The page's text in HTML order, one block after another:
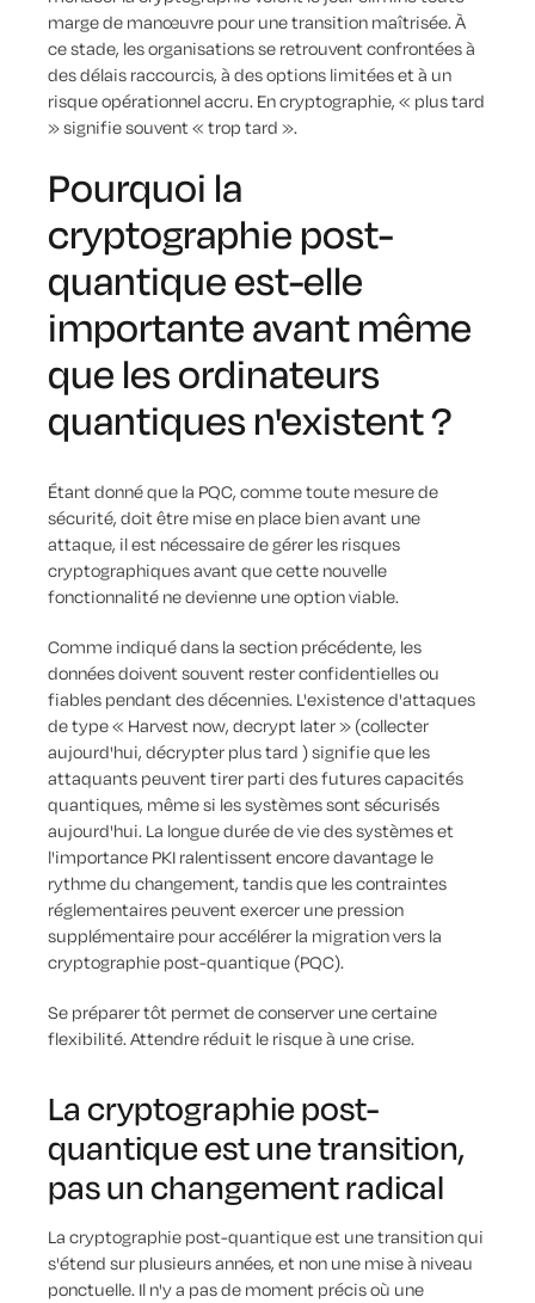
marge de manœuvre pour une transition maîtrisée. À
ce stade, les organisations se retrouvent confrontées à
des délais raccourcis, à des options limitées et à un
risque opérationnel accru. En cryptographie, « plus tard
» signifie souvent « trop tard ».
Pourquoi la
cryptographie post-
quantique est-elle
importante avant même
que les ordinateurs
quantiques n'existent ?
Étant donné que la PQC, comme toute mesure de
sécurité, doit être mise en place bien avant une
attaque, il est nécessaire de gérer les risques
cryptographiques avant que cette nouvelle
fonctionnalité ne devienne une option viable.
Comme indiqué dans la section précédente, les
données doivent souvent rester confidentielles ou
fiables pendant des décennies. L'existence d'attaques
de type « Harvest now, decrypt later» (collecter
aujourd'hui, décrypter plus tard ) signifie que les
attaquants peuvent tirer parti des futures capacités
quantiques, même si les systèmes sont sécurisés
aujourd'hui. La longue durée de vie des systèmes et
l'importance PKI ralentissent encore davantage le
rythme du changement, tandis que les contraintes
réglementaires peuvent exercer une pression
supplémentaire pour accélérer la migration vers la
cryptographie post-quantique (PQC).
Se préparer tôt permet de conserver une certaine
flexibilité. Attendre réduit le risque à une crise.
La cryptographie post-
quantique est une transition,
pas un changement radical
La cryptographie post-quantique est une transition qui
s'étend sur plusieurs années, et non une mise à niveau
ponctuelle. Il n'y a pas de moment précis où une